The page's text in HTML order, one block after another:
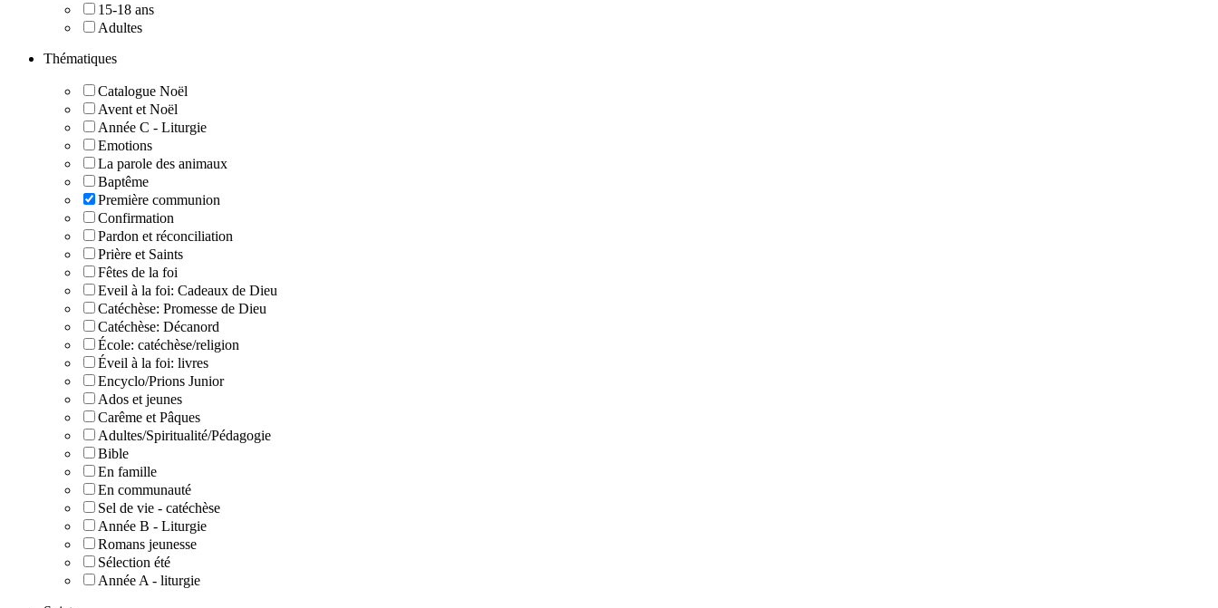
15-18 ans
Adultes
Thématiques
Catalogue Noël
Avent et Noël
Année C - Liturgie
Emotions
La parole des animaux
Baptême
Première communion
Confirmation
Pardon et réconciliation
Prière et Saints
Fêtes de la foi
Eveil à la foi: Cadeaux de Dieu
Catéchèse: Promesse de Dieu
Catéchèse: Décanord
École: catéchèse/religion
Éveil à la foi: livres
Encyclo/Prions Junior
Ados et jeunes
Carême et Pâques
Adultes/Spiritualité/Pédagogie
Bible
En famille
En communauté
Sel de vie - catéchèse
Année B - Liturgie
Romans jeunesse
Sélection été
Année A - liturgie